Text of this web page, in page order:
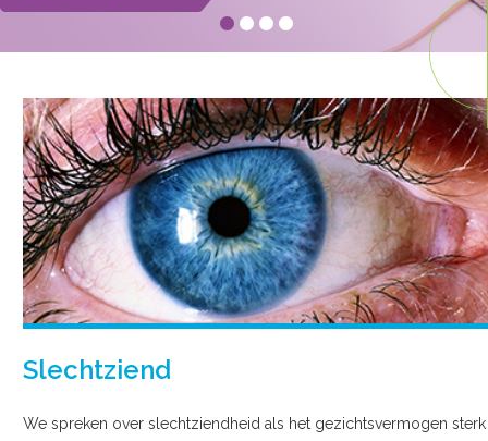
Slechtziend
We spreken over slechtziendheid als het gezichtsvermogen sterk